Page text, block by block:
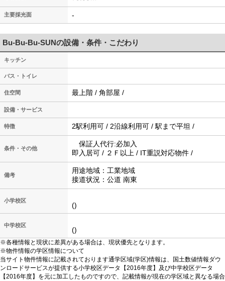
主要採光面 -
Bu-Bu-Bu-SUNの設備・条件・こだわり
キッチン
バス・トイレ
住空間 最上階 / 角部屋 /
設備・サービス
特徴 2駅利用可 / 2沿線利用可 / 駅まで平坦 /
条件・その他
保証人代行:必加入
即入居可 / ２Ｆ以上 / IT重説対応物件 /
備考
用途地域：工業地域
接道状況：公道 南東
小学校区
()
中学校区
()
※各種情報と現状に差異がある場合は、現状優先となります。
※物件情報の学区情報について
当サイト物件情報に記載されております通学区域(学区)情報は、国土数値情報ダウ
ンロードサービスが提供する小学校区データ【2016年度】及び中学校区データ
【2016年度】を元に加工したものですので、記載情報が現在の学区域と異なる場合